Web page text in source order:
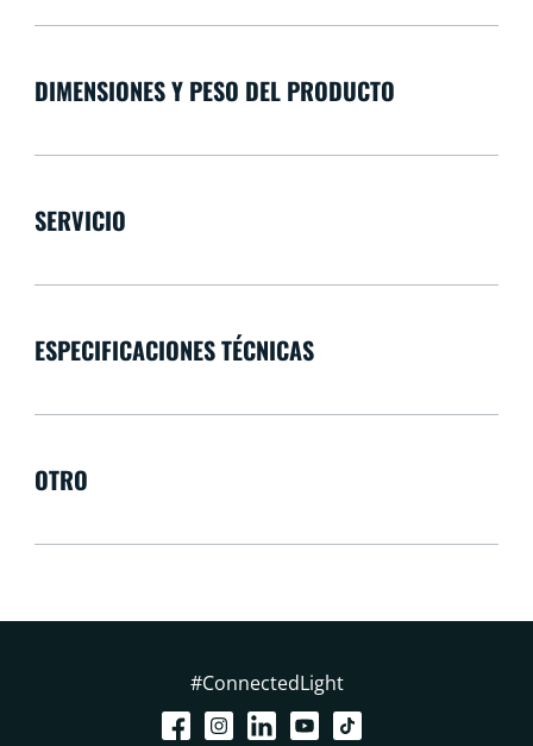
DIMENSIONES Y PESO DEL PRODUCTO
SERVICIO
ESPECIFICACIONES TÉCNICAS
OTRO
#ConnectedLight